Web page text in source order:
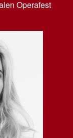
Operafest